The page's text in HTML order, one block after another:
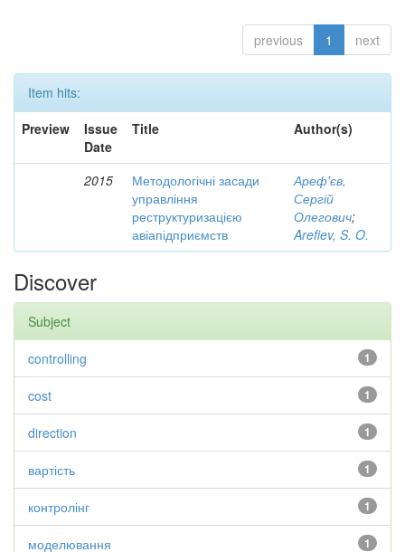
previous 1 next
Item hits:
Preview
Issue
Date
Title Author(s)
2015
Методологічні засади
управління
реструктуризацією
авіапідприємств
Ареф'єв,
Сергій
Олегович;
Arefiev, S. O.
Discover
Subject
1
controlling
1
cost
1
direction
1
вартість
1
контролінг
1
моделювання